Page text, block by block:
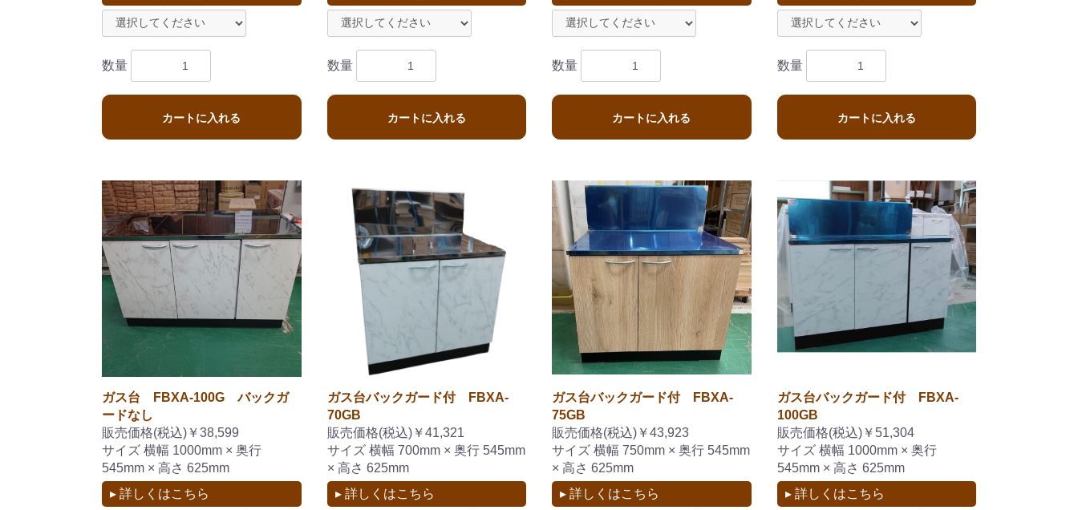
数量
カートに入れる
数量
カートに入れる
数量
カートに入れる
数量
カートに入れる
ガス台 FBXA-100G バックガ
ードなし
販売価格(税込)￥38,599
サイズ 横幅 1000mm × 奥行
545mm × 高さ 625mm
▸ 詳しくはこちら
ガス台バックガード付 FBXA-
70GB
販売価格(税込)￥41,321
サイズ 横幅 700mm × 奥行 545mm
× 高さ 625mm
▸ 詳しくはこちら
ガス台バックガード付 FBXA-
75GB
販売価格(税込)￥43,923
サイズ 横幅 750mm × 奥行 545mm
× 高さ 625mm
▸ 詳しくはこちら
ガス台バックガード付 FBXA-
100GB
販売価格(税込)￥51,304
サイズ 横幅 1000mm × 奥行
545mm × 高さ 625mm
▸ 詳しくはこちら
カートへ進む